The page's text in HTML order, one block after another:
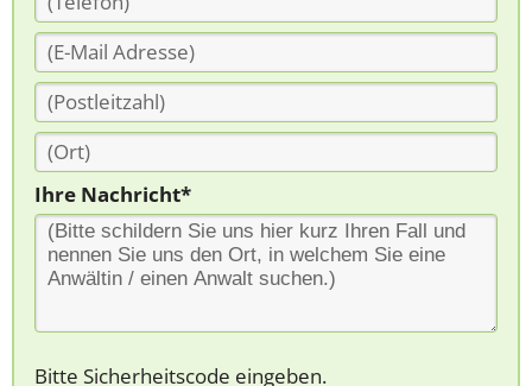
Ihre Nachricht*
Bitte Sicherheitscode eingeben.